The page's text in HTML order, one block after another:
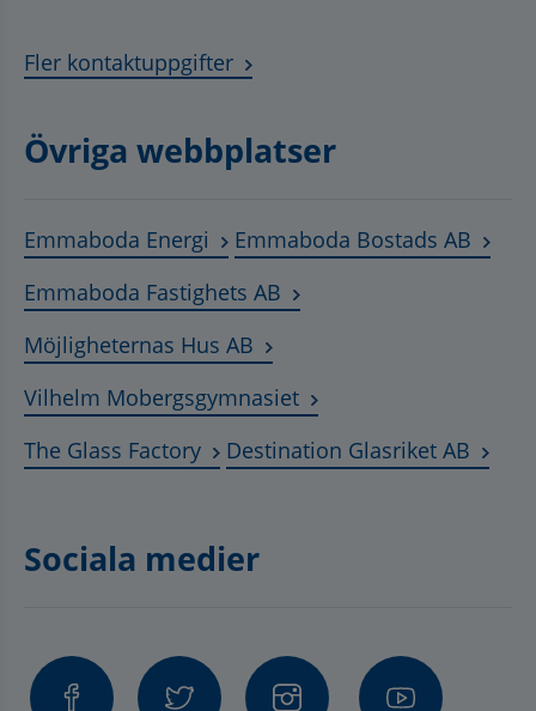
Fler kontaktuppgifter
Övriga webbplatser
Emmaboda Energi Länk till annan webbplats,
Emmaboda Bostads AB
Emmaboda Fastighets AB Länk till annan
Möjligheternas Hus AB Länk till annan webbplats,
Vilhelm MobergsgymnasietLänk till annan
The Glass FactoryLänk till annan webbplats,
Destination Glasriket AB
Sociala medier